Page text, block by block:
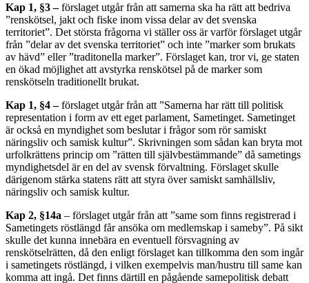
Kap 1, §3 –förslaget utgår från att samerna ska ha rätt att bedriva
”renskötsel, jakt och fiske inom vissa delar av det svenska
territoriet”. Det största frågorna vi ställer oss är varför förslaget utgår
från ”delar av det svenska territoriet” och inte ”marker som brukats
av hävd” eller ”traditonella marker”. Förslaget kan, tror vi, ge staten
en ökad möjlighet att avstyrka renskötsel på de marker som
renskötseln traditionellt brukat.
Kap 1, §4 –förslaget utgår från att ”Samerna har rätt till politisk
representation i form av ett eget parlament, Sametinget. Sametinget
är också en myndighet som beslutar i frågor som rör samiskt
näringsliv och samisk kultur”. Skrivningen som sådan kan bryta mot
urfolkrättens princip om ”rätten till självbestämmande” då sametings
myndighetsdel är en del av svensk förvaltning. Förslaget skulle
därigenom stärka statens rätt att styra över samiskt samhällsliv,
näringsliv och samisk kultur.
Kap 2, §14a – förslaget utgår från att ”same som finns registrerad i
Sametingets röstlängd får ansöka om medlemskap i sameby”. På sikt
skulle det kunna innebära en eventuell försvagning av
renskötselrätten, då den enligt förslaget kan tillkomma den som ingår
i sametingets röstlängd, i vilken exempelvis man/hustru till same kan
komma att ingå. Det finns därtill en pågående samepolitisk debatt